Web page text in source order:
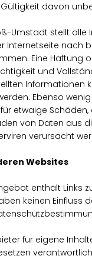
davon
Umstadt stellt
Internetseite nach
Eine Haftung
und
Informationen
Ebenso
etwaige Schäden,
von Daten aus
verursacht
Websites
enthält Links
keinen Einfluss
für eigene